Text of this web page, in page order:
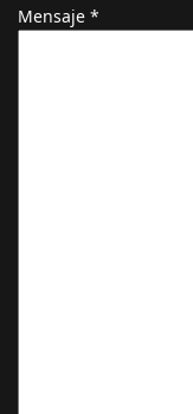
Mensaje *